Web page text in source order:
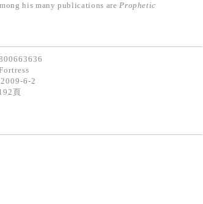
his many publications are Prophetic
6-2
頁